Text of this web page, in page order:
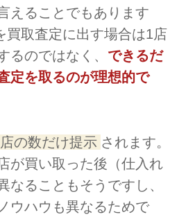
えることでもあります
買取査定に出す場合は1店
るのではなく、 できるだ
定を取るのが理想的で
の数だけ提示 されます。
が買い取った後（仕入れ
なることもそうですし、
ウハウも異なるためで